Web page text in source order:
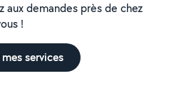
aux demandes près de chez
!
services